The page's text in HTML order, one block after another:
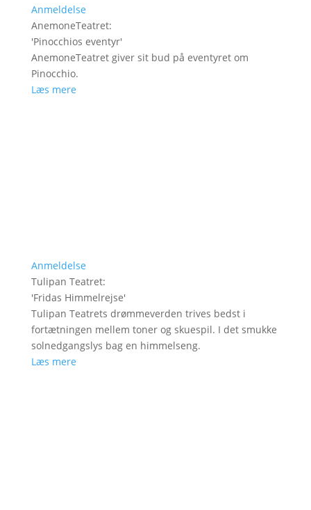
Anmeldelse
AnemoneTeatret:
'Pinocchios eventyr'
AnemoneTeatret giver sit bud på eventyret om
Pinocchio.
Læs mere
Anmeldelse
Tulipan Teatret:
'Fridas Himmelrejse'
Tulipan Teatrets drømmeverden trives bedst i
fortætningen mellem toner og skuespil. I det smukke
solnedgangslys bag en himmelseng.
Læs mere